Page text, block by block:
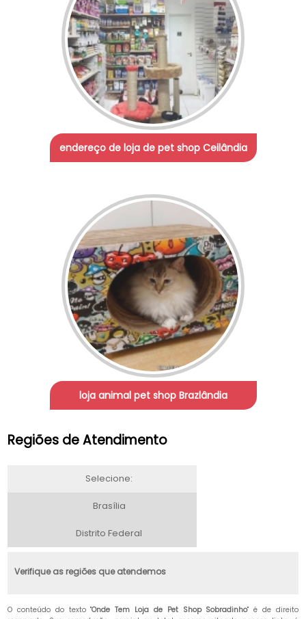
endereço de loja de pet shop Ceilândia
loja animal pet shop Brazlândia
Regiões de Atendimento
Selecione:
Brasília
Distrito Federal
Verifique as regiões que atendemos
O conteúdo do texto "Onde Tem Loja de Pet Shop Sobradinho" é de direito